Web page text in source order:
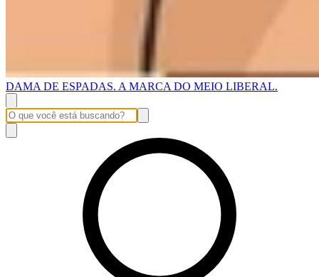
DAMA DE ESPADAS. A MARCA DO MEIO LIBERAL.